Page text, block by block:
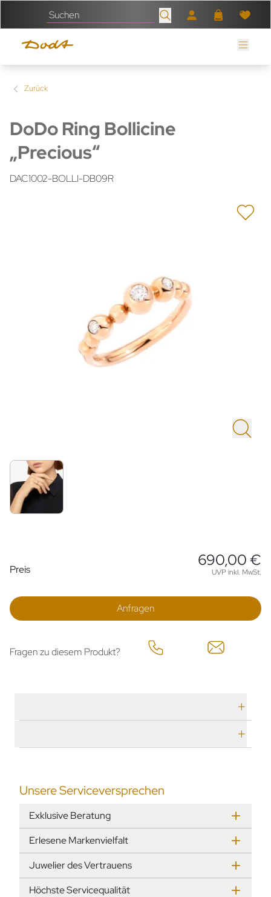
Zurück
DoDo Ring Bollicine
„Precious“
DAC1002-BOLLI-DB09R
Preisinformationen
Preis
690,00 €
UVP inkl. MwSt.
Anfragen
Fragen zu diesem Produkt?
Unsere Serviceversprechen
Exklusive Beratung
Erlesene Markenvielfalt
Juwelier des Vertrauens
Höchste Servicequalität